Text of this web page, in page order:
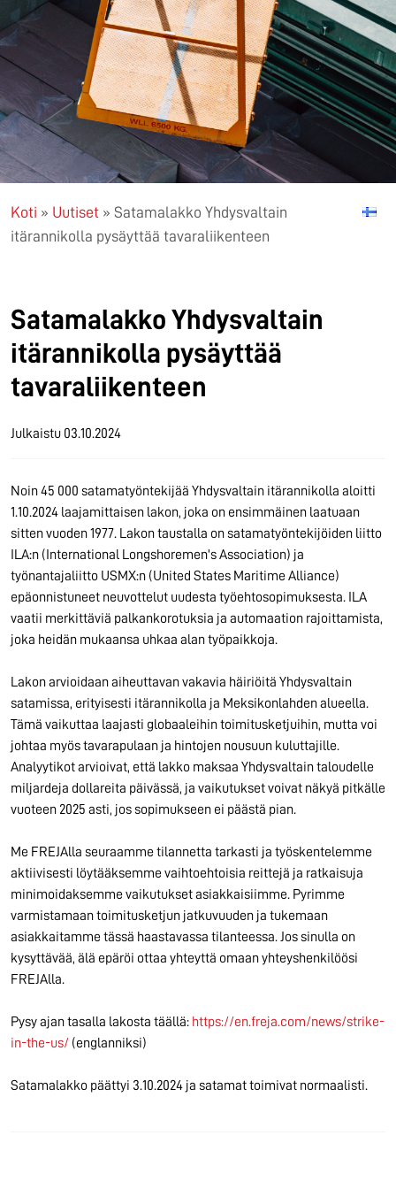
Koti » Uutiset » Satamalakko Yhdysvaltain
itärannikolla pysäyttää tavaraliikenteen
Satamalakko Yhdysvaltain
itärannikolla pysäyttää
tavaraliikenteen
Julkaistu 03.10.2024
Noin 45 000 satamatyöntekijää Yhdysvaltain itärannikolla aloitti
1.10.2024 laajamittaisen lakon, joka on ensimmäinen laatuaan
sitten vuoden 1977. Lakon taustalla on satamatyöntekijöiden liitto
ILA:n (International Longshoremen's Association) ja
työnantajaliitto USMX:n (United States Maritime Alliance)
epäonnistuneet neuvottelut uudesta työehtosopimuksesta. ILA
vaatii merkittäviä palkankorotuksia ja automaation rajoittamista,
joka heidän mukaansa uhkaa alan työpaikkoja.
Lakon arvioidaan aiheuttavan vakavia häiriöitä Yhdysvaltain
satamissa, erityisesti itärannikolla ja Meksikonlahden alueella.
Tämä vaikuttaa laajasti globaaleihin toimitusketjuihin, mutta voi
johtaa myös tavarapulaan ja hintojen nousuun kuluttajille.
Analyytikot arvioivat, että lakko maksaa Yhdysvaltain taloudelle
miljardeja dollareita päivässä, ja vaikutukset voivat näkyä pitkälle
vuoteen 2025 asti, jos sopimukseen ei päästä pian.
Me FREJAlla seuraamme tilannetta tarkasti ja työskentelemme
aktiivisesti löytääksemme vaihtoehtoisia reittejä ja ratkaisuja
minimoidaksemme vaikutukset asiakkaisiimme. Pyrimme
varmistamaan toimitusketjun jatkuvuuden ja tukemaan
asiakkaitamme tässä haastavassa tilanteessa. Jos sinulla on
kysyttävää, älä epäröi ottaa yhteyttä omaan yhteyshenkilöösi
FREJAlla.
Pysy ajan tasalla lakosta täällä: https://en.freja.com/news/strike-
in-the-us/ (englanniksi)
Satamalakko päättyi 3.10.2024 ja satamat toimivat normaalisti.